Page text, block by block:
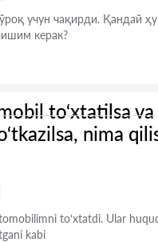
учун чақирди. Қандай
керак?
to‘xtatilsa va
nima
to‘xtatdi. Ular
kabi